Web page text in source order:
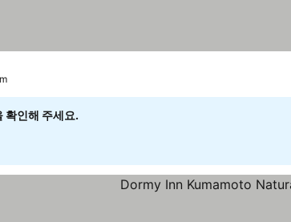
확인해 주세요.